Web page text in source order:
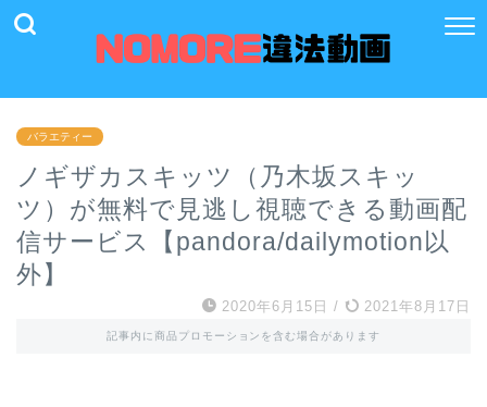
バラエティー
ノギザカスキッツ（乃木坂スキッ
ツ）が無料で見逃し視聴できる動画配
信サービス【pandora/dailymotion以
外】
2020年6月15日 / 2021年8月17日
記事内に商品プロモーションを含む場合があります